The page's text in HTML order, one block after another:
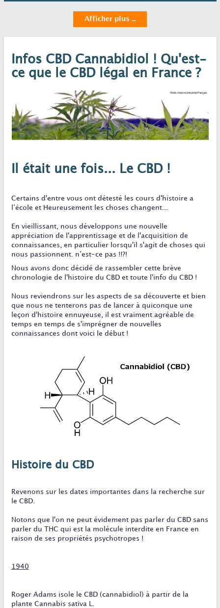
Afficher plus ...
Infos CBD Cannabidiol ! Qu'est-
ce que le CBD légal en France ?
Il était une fois... Le CBD !
Certains d'entre vous ont détesté les cours d'histoire a
l’école et Heureusement les choses changent...
En vieillissant, nous développons une nouvelle
appréciation de l'apprentissage et de l'acquisition de
connaissances, en particulier lorsqu'il s'agit de choses qui
nous passionnent. n’est-ce pas !!?!
Nous avons donc décidé de rassembler cette brève
chronologie de l'histoire du CBD et toute l'info du CBD !
Nous reviendrons sur les aspects de sa découverte et bien
que nous ne tenterons pas de lancer à quiconque une
leçon d'histoire ennuyeuse, il est vraiment agréable de
temps en temps de s'imprégner de nouvelles
connaissances dont voici le début !
Histoire du CBD
Revenons sur les dates importantes dans la recherche sur
le CBD.
Notons que l'on ne peut évidement pas parler du CBD sans
parler du THC qui est la molécule interdite en France en
raison de ses propriétés psychotropes !
1940
Roger Adams isole le CBD (cannabidiol) à partir de la
plante Cannabis sativa L.